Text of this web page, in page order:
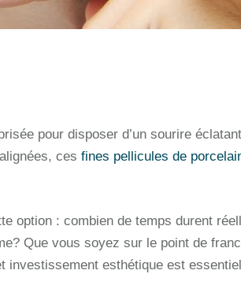
pour disposer d’un sourire
ces fines pellicules de
option : combien de temps durent
Que vous soyez sur le point de
investissement esthétique est